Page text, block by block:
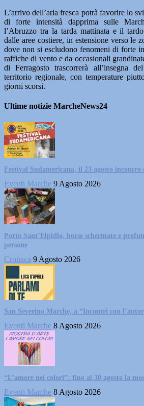
L’arrivo dell’aria fresca potrà favorire lo
di forte intensità dapprima sulle
l’Abruzzo tra la tarda mattinata e il
dalle aree costiere, in estensione verso le
dove non si escludono fenomeni di forte
raffiche di vento e da occasionali
di Ferragosto trascorrerà all’insegna
territorio regionale, con temperature
giorni scorsi.
Ultime notizie MarcheNews24
Festival Sudamericana, il 23 agosto
Eventi Marche 9 Agosto 2026
Porto Sant’Elpidio, borse schermate e
persone
Cronaca 9 Agosto 2026
San Severino Marche, a “Incontri con
Eventi Marche 8 Agosto 2026
“L’amore nei colori”: fino al 30 agosto la
Eventi Marche 8 Agosto 2026